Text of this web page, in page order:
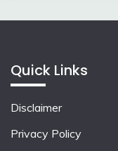
Quick Links
Disclaimer
Privacy Policy